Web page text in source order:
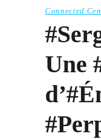
Connected
Une